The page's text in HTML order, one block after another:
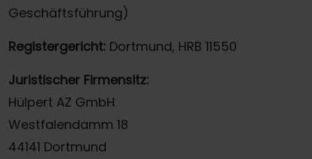
Geschäftsführung)
Registergericht: Dortmund, HRB 11550
Juristischer Firmensitz:
Hülpert AZ GmbH
Westfalendamm 18
44141 Dortmund